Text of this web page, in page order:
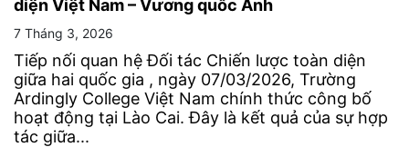
diện Việt Nam – Vương quốc Anh
7 Tháng 3, 2026
Tiếp nối quan hệ Đối tác Chiến lược toàn diện
giữa hai quốc gia , ngày 07/03/2026, Trường
Ardingly College Việt Nam chính thức công bố
hoạt động tại Lào Cai. Đây là kết quả của sự hợp
tác giữa...